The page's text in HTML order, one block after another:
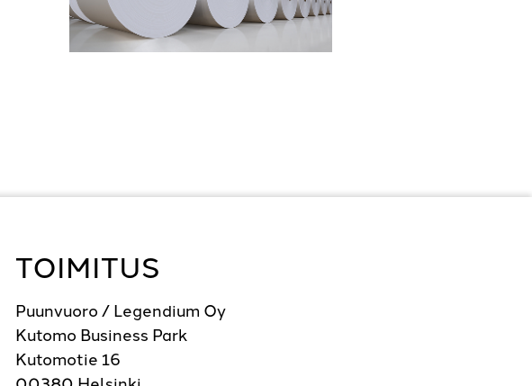
TOIMITUS
Puunvuoro / Legendium Oy
Kutomo Business Park
Kutomotie 16